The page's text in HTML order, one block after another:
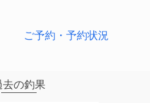
ご予約・予約状況
去の釣果